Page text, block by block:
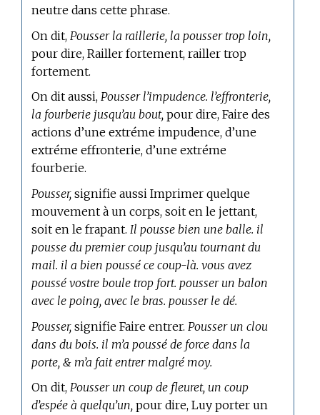
neutre dans cette phrase.
On dit, Pousser la raillerie, la pousser trop loin,
pour dire, Railler fortement, railler trop
fortement.
On dit aussi,Pousser l’impudence. l’effronterie,
la fourberie jusqu’au bout, pour dire, Faire des
actions d’une extréme impudence, d’une
extréme effronterie, d’une extréme
fourberie.
Pousser, signifie aussi Imprimer quelque
mouvement à un corps, soit en le jettant,
soit en le frapant. Il pousse bien une balle. il
pousse du premier coup jusqu’au tournant du
mail. il a bien poussé ce coup-là. vous avez
poussé vostre boule trop fort. pousser un balon
avec le poing, avec le bras. pousser le dé.
Pousser, signifie Faire entrer. Pousser un clou
dans du bois. il m’a poussé de force dans la
porte, & m’a fait entrer malgré moy.
On dit,Pousser un coup de fleuret, un coup
d’espée à quelqu’un, pour dire, Luy porter un